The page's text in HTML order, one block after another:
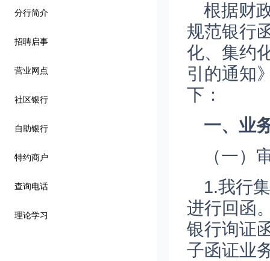
分行简介
招聘启事
营业网点
社区银行
自助银行
特约商户
查询电话
理论学习
根据财
规范银行
化、集约
引的通知
下：
一、业
（一）
1.我行
进行回函
银行询证
子函证业